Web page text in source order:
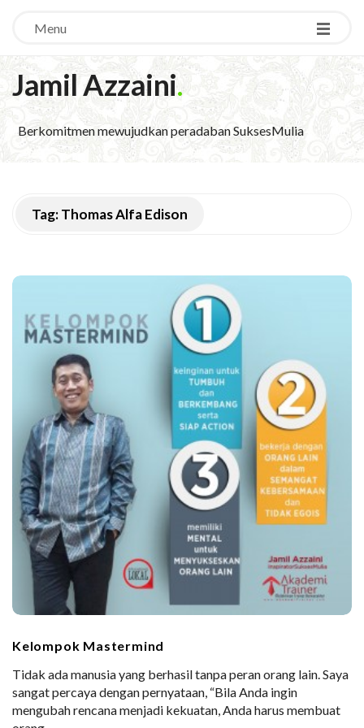
Menu
Jamil Azzaini.
Berkomitmen mewujudkan peradaban SuksesMulia
Tag:Thomas Alfa Edison
Kelompok Mastermind
Tidak ada manusia yang berhasil tanpa peran orang lain. Saya
sangat percaya dengan pernyataan, “Bila Anda ingin
mengubah rencana menjadi kekuatan, Anda harus membuat